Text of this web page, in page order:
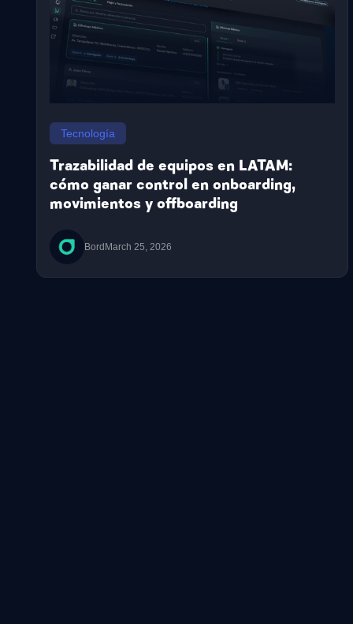
Tecnología
Trazabilidad de equipos en LATAM:
cómo ganar control en onboarding,
movimientos y offboarding
BordMarch 25, 2026